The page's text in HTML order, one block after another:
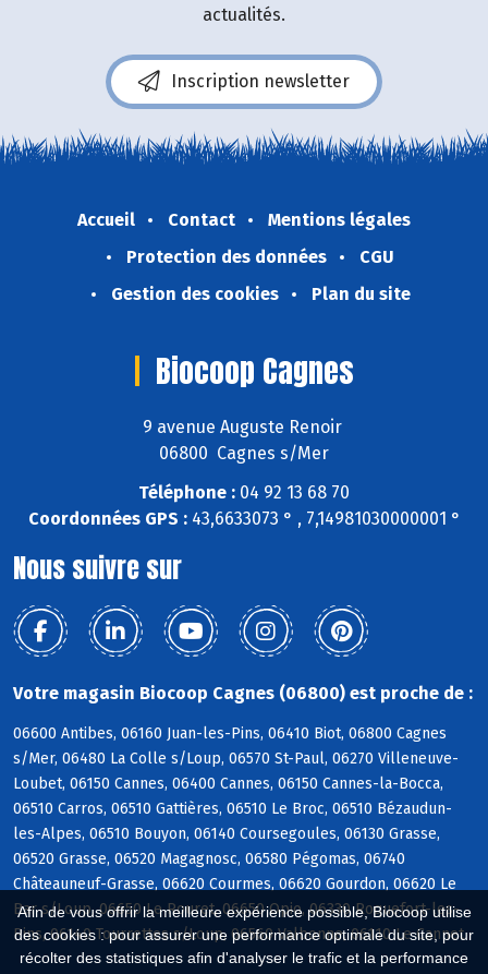
Afin de vous offrir la meilleure expérience possible, Biocoop utilise
des cookies : pour assurer une performance optimale du site, pour
récolter des statistiques afin d'analyser le trafic et la performance
actualités.
Inscription newsletter
Accueil Contact
Mentions légales
Protection des données
CGU
Gestion des cookies
Plan du site
Biocoop Cagnes
9 avenue Auguste Renoir
06800 Cagnes s/Mer
Téléphone : 04 92 13 68 70
Coordonnées GPS :43,6633073 ° , 7,14981030000001 °
Nous suivre sur
Votre magasin Biocoop Cagnes (06800) est proche de :
06600 Antibes, 06160 Juan-les-Pins, 06410 Biot, 06800 Cagnes
s/Mer, 06480 La Colle s/Loup, 06570 St-Paul, 06270 Villeneuve-
Loubet, 06150 Cannes, 06400 Cannes, 06150 Cannes-la-Bocca,
06510 Carros, 06510 Gattières, 06510 Le Broc, 06510 Bézaudun-
les-Alpes, 06510 Bouyon, 06140 Coursegoules, 06130 Grasse,
06520 Grasse, 06520 Magagnosc, 06580 Pégomas, 06740
Châteauneuf-Grasse, 06620 Courmes, 06620 Gourdon, 06620 Le
Bar s/Loup, 06650 Le Rouret, 06650 Opio, 06330 Roquefort-les-
Pins, 06140 Tourrettes s/Loup, 06560 Valbonne, 06110 Le Cannet